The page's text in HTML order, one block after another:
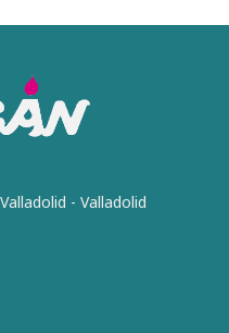
- Valladolid